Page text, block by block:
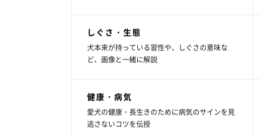
しぐさ・生態
犬本来が持っている習性や、しぐさの意味な
ど、画像と一緒に解説
健康・病気
愛犬の健康・長生きのために病気のサインを見
逃さないコツを伝授